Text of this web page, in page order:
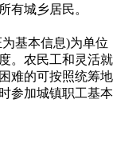
有城乡居民。
基本信息)为单位
。农民工和灵活就
难的可按照统筹地
参加城镇职工基本